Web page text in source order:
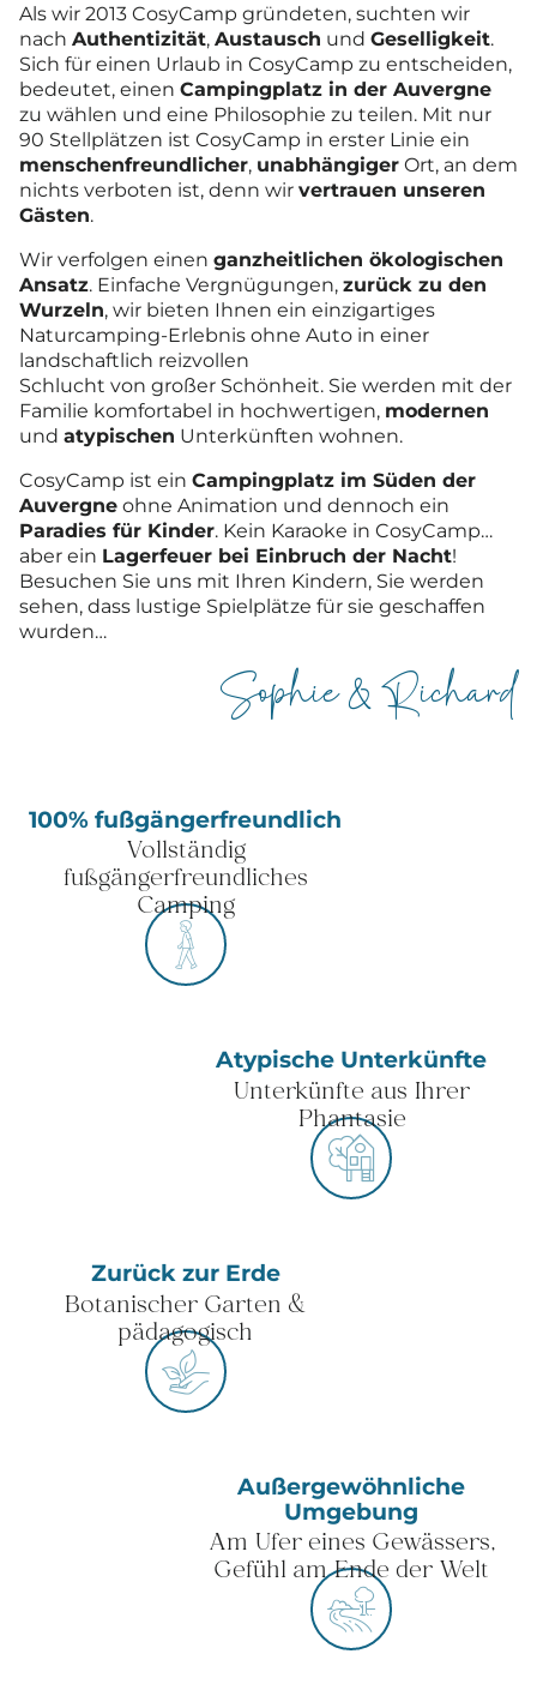
Als wir 2013 CosyCamp gründeten, suchten wir
nach Authentizität, Austausch und Geselligkeit.
Sich für einen Urlaub in CosyCamp zu entscheiden,
bedeutet, einen Campingplatz in der Auvergne
zu wählen und eine Philosophie zu teilen. Mit nur
90 Stellplätzen ist CosyCamp in erster Linie ein
menschenfreundlicher, unabhängiger Ort, an dem
nichts verboten ist, denn wir vertrauen unseren
Gästen.
Wir verfolgen einen ganzheitlichen ökologischen
Ansatz. Einfache Vergnügungen, zurück zu den
Wurzeln, wir bieten Ihnen ein einzigartiges
Naturcamping-Erlebnis ohne Auto in einer
landschaftlich reizvollen
Schlucht von großer Schönheit. Sie werden mit der
Familie komfortabel in hochwertigen, modernen
und atypischen Unterkünften wohnen.
CosyCamp ist ein Campingplatz im Süden der
Auvergne ohne Animation und dennoch ein
Paradies für Kinder. Kein Karaoke in CosyCamp…
aber ein Lagerfeuer bei Einbruch der Nacht!
Besuchen Sie uns mit Ihren Kindern, Sie werden
sehen, dass lustige Spielplätze für sie geschaffen
wurden…
Sophie & Richard
100% fußgängerfreundlich
Vollständig
fußgängerfreundliches
Camping
Atypische Unterkünfte
Unterkünfte aus Ihrer
Phantasie
Zurück zur Erde
Botanischer Garten &
pädagogisch
Außergewöhnliche
Umgebung
Am Ufer eines Gewässers,
Gefühl am Ende der Welt